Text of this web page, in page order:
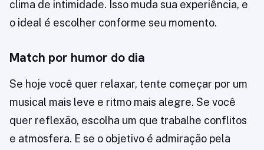
clima de intimidade. Isso muda sua experiência, e
o ideal é escolher conforme seu momento.
Match por humor do dia
Se hoje você quer relaxar, tente começar por um
musical mais leve e ritmo mais alegre. Se você
quer reflexão, escolha um que trabalhe conflitos
e atmosfera. E se o objetivo é admiração pela